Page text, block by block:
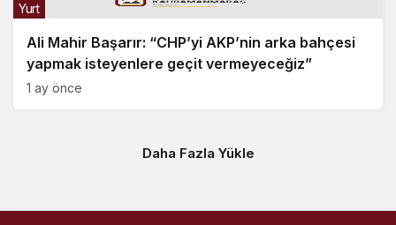
Ali Mahir Başarır: “CHP’yi AKP’nin arka bahçesi
yapmak isteyenlere geçit vermeyeceğiz”
Yurt
1 ay önce
Daha Fazla Yükle